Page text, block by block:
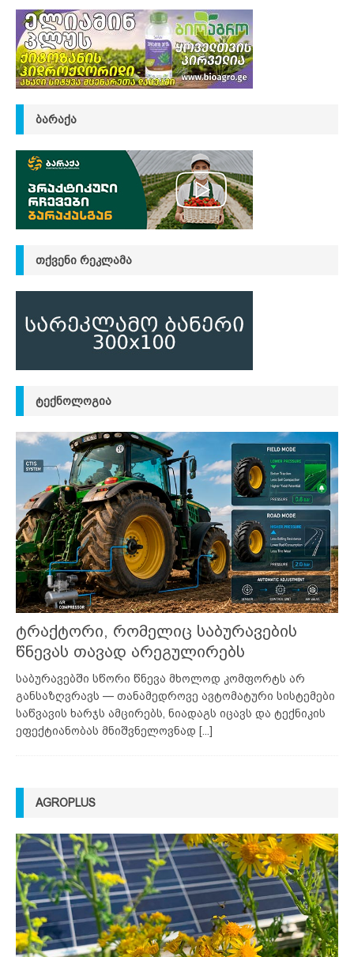
ᲑᲐᲠᲐᲥᲐ
ᲗᲥᲕᲔᲜᲘ ᲠᲔᲙᲚᲐᲛᲐ
ᲢᲔᲥᲜᲝᲚᲝᲒᲘᲐ
ტრაქტორი, რომელიც საბურავების
წნევას თავად არეგულირებს
საბურავებში სწორი წნევა მხოლოდ კომფორტს არ
განსაზღვრავს — თანამედროვე ავტომატური სისტემები
საწვავის ხარჯს ამცირებს, ნიადაგს იცავს და ტექნიკის
ეფექტიანობას მნიშვნელოვნად [...]
AGROPLUS